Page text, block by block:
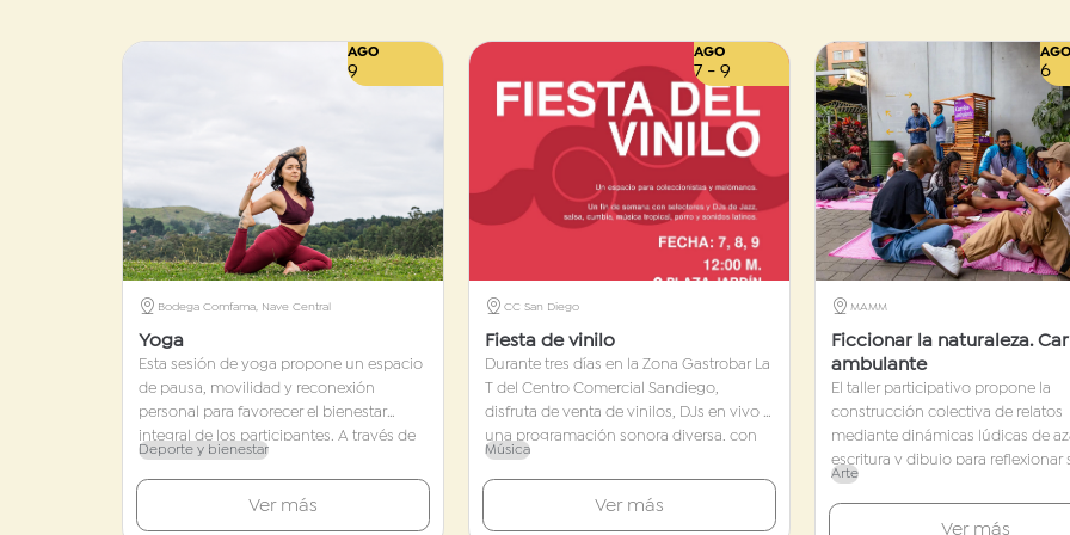
AGO
9
Bodega Comfama, Nave Central
Yoga
Esta sesión de yoga propone un espacio
de pausa, movilidad y reconexión
personal para favorecer el bienestar
integral de los participantes. A través de
movimientos suaves, ejercicios de
respiración consciente y prácticas de
atención plena, la actividad busca liberar
tensiones físicas y cultivar un estado de
Deporte y bienestar
Ver más
AGO
7 - 9
CC San Diego
Fiesta de vinilo
Durante tres días en la Zona Gastrobar La
T del Centro Comercial Sandiego,
disfruta de venta de vinilos, DJs en vivo y
una programación sonora diversa, con
ritmos que van desde el rock en español,
baladas y salsa hasta latin funk, cumbia y
Música
Ver más
AGO
6
MAMM
Ficcionar la naturaleza.
ambulante
El taller participativo propone la
construcción colectiva de relatos
mediante dinámicas lúdicas de
escritura y dibujo para reflexionar
los imaginarios asociados a la flora
territorial. A través del juego, los
asistentes explorarán los mitos,
Arte
Ver más